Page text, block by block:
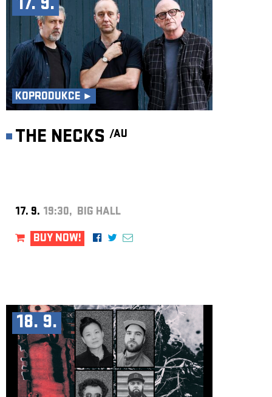
17. 9.
KOPRODUKCE ►
THE NECKS /AU
17. 9. 19:30, BIG HALL
BUY NOW!
18. 9.